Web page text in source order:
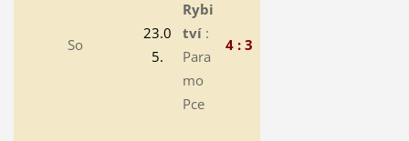
So
23.0
5.
Rybi
tví:
Para
mo
Pce
4 : 3